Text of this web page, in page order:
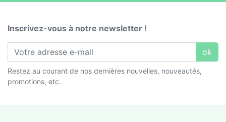
Inscrivez-vous à notre newsletter !
ok
Restez au courant de nos dernières nouvelles, nouveautés,
promotions, etc.